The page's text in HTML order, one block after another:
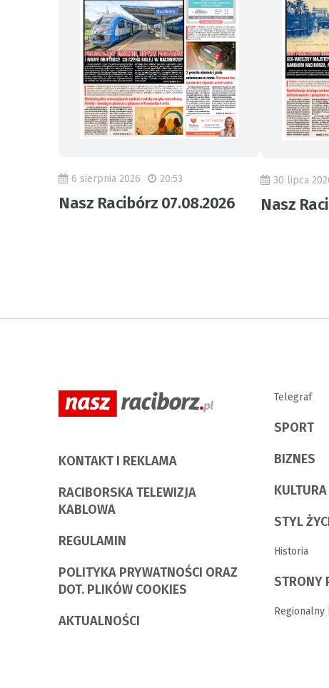
6 sierpnia 2026 20:53
Nasz Racibórz 07.08.2026
30 lipca
Nasz
KONTAKT I REKLAMA
RACIBORSKA TELEWIZJA
KABLOWA
REGULAMIN
POLITYKA PRYWATNOŚCI ORAZ
DOT. PLIKÓW COOKIES
AKTUALNOŚCI
Telegraf
SPORT
BIZNES
STYL
Historia
STRONY